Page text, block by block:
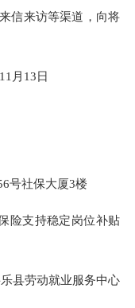
信来访等渠道，向将
月13日
号社保大厦3楼
支持稳定岗位补贴
劳动就业服务中心